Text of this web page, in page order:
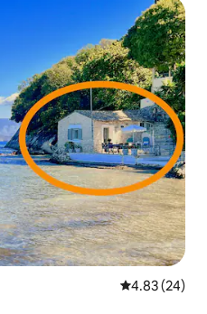
Penarafan
4.83 (24)